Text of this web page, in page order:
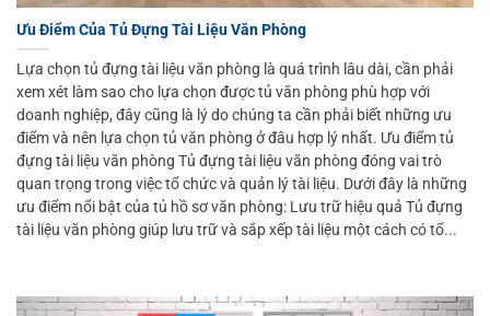
Ưu Điểm Của Tủ Đựng Tài Liệu Văn Phòng
Lựa chọn tủ đựng tài liệu văn phòng là quá trình lâu dài, cần phải
xem xét làm sao cho lựa chọn được tủ văn phòng phù hợp với
doanh nghiệp, đây cũng là lý do chúng ta cần phải biết những ưu
điểm và nên lựa chọn tủ văn phòng ở đâu hợp lý nhất. Ưu điểm tủ
đựng tài liệu văn phòng Tủ đựng tài liệu văn phòng đóng vai trò
quan trọng trong việc tổ chức và quản lý tài liệu. Dưới đây là những
ưu điểm nổi bật của tủ hồ sơ văn phòng: Lưu trữ hiệu quả Tủ đựng
tài liệu văn phòng giúp lưu trữ và sắp xếp tài liệu một cách có tổ...